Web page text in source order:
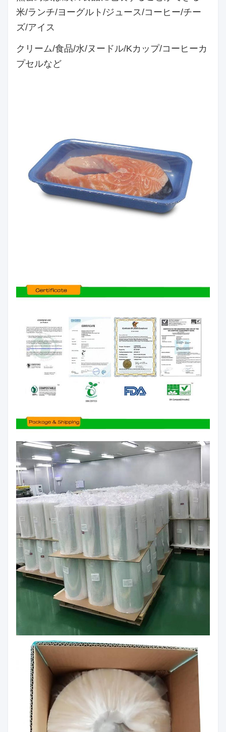
米/ランチ/ヨーグルト/ジュース/コーヒー/チー
ズ/アイス
クリーム/食品/水/ヌードル/Kカップ/コーヒーカ
プセルなど